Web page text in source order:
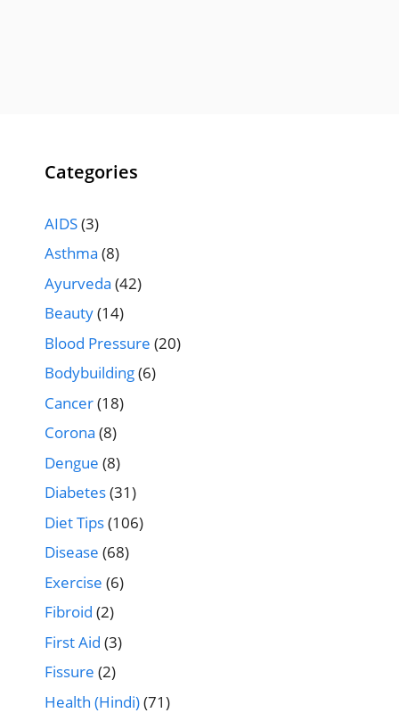
Categories
AIDS(3)
Asthma (8)
Ayurveda (42)
Beauty(14)
Blood Pressure (20)
Bodybuilding(6)
Cancer(18)
Corona (8)
Dengue (8)
Diabetes(31)
Diet Tips(106)
Disease (68)
Exercise (6)
Fibroid (2)
First Aid (3)
Fissure (2)
Health (Hindi)(71)